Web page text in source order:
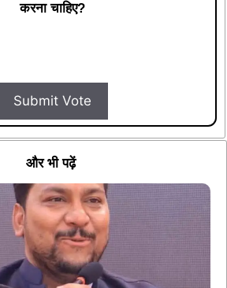
करना चाहिए?
Submit Vote
और भी पढ़ें